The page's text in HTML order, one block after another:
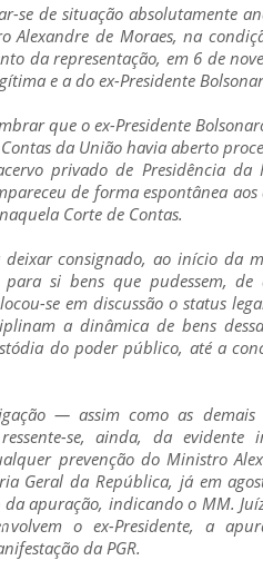
se de situação absolutamente
Alexandre de Moraes, na
da representação, em 6 de
e a do ex-Presidente
que o ex-Presidente
da União havia aberto
privado de Presidência
de forma espontânea
Corte de Contas.
deixar consignado, ao início da
si bens que pudessem,
se em discussão o status
a dinâmica de bens
do poder público, até a
— assim como as
se, ainda, da evidente
prevenção do Ministro
Geral da República, já em
apuração, indicando o MM.
o ex-Presidente, a
da PGR.